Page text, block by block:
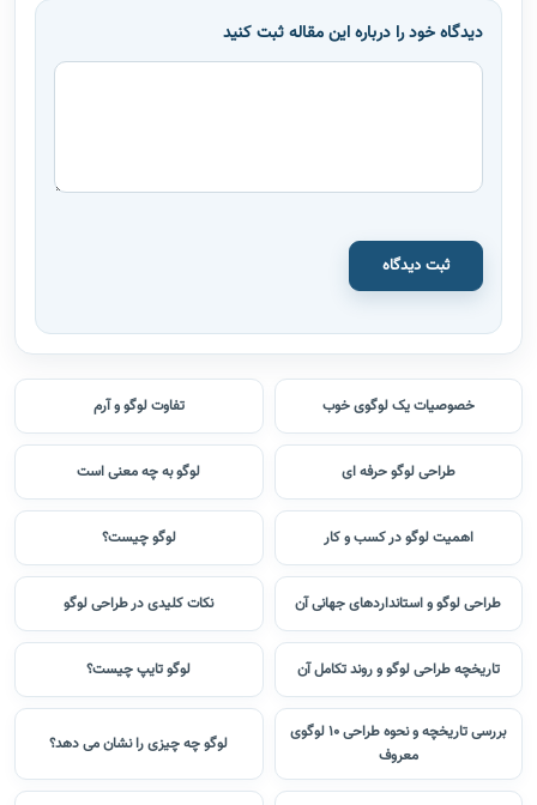
دیدگاه خود را درباره این مقاله ثبت کنید
ثبت دیدگاه
خصوصیات یک لوگوی خوب تفاوت لوگو و آرم
طراحی لوگو حرفه ای لوگو به چه معنی است
اهمیت لوگو در کسب و کار لوگو چیست؟
طراحی لوگو و استانداردهای جهانی آن نکات کلیدی در طراحی لوگو
تاریخچه طراحی لوگو و روند تکامل آن لوگو تایپ چیست؟
بررسی تاریخچه و نحوه طراحی 10 لوگوی
معروف
لوگو چه چیزی را نشان می دهد؟